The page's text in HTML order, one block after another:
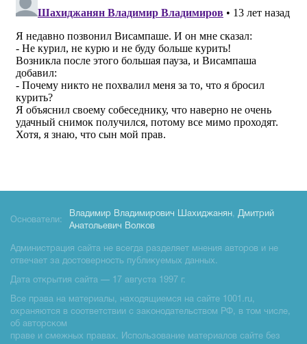
Основатели:
Владимир Владимирович Шахиджанян, Дмитрий
Анатольевич Волков
Администрация сайта не всегда разделяет мнения авторов и не
отвечает за достоверность публикуемых данных.
Дата открытия сайта — 17 августа 1997 г.
Все права на материалы, находящиемся на сайте 1001.ru,
охраняются в соответствии с законодательством РФ, в том числе,
об авторском
праве и смежных правах. Использование материалов сайте без